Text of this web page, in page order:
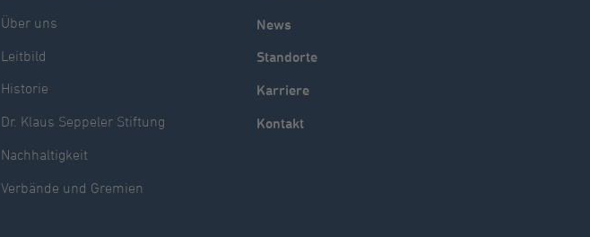
Über uns
Leitbild
Historie
Dr. Klaus Seppeler Stiftung
Nachhaltigkeit
Verbände und Gremien
News
Standorte
Karriere
Kontakt